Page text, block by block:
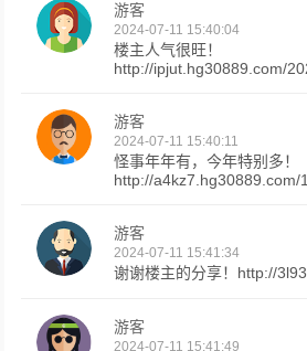
游客
2024-07-11 15:40:04
楼主人气很旺！
http://ipjut.hg30889.com/
游客
2024-07-11 15:40:11
怪事年年有，今年特别多！
http://a4kz7.hg30889.com/
游客
2024-07-11 15:41:34
谢谢楼主的分享！http://
游客
2024-07-11 15:41:49